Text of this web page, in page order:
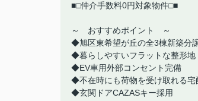
■□仲介手数料0円対象物件□■
～ おすすめポイント ～
◆旭区東希望が丘の全3棟新築分
◆暮らしやすいフラットな整形地
◆EV車用外部コンセント完備
◆不在時にも荷物を受け取れる宅
◆玄関ドアCAZASキー採用